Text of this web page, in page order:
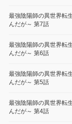
最強陰陽師の異世界転
んだが～ 第7話
最強陰陽師の異世界転
んだが～ 第6話
最強陰陽師の異世界転
んだが～ 第5話
最強陰陽師の異世界転
んだが～ 第4話